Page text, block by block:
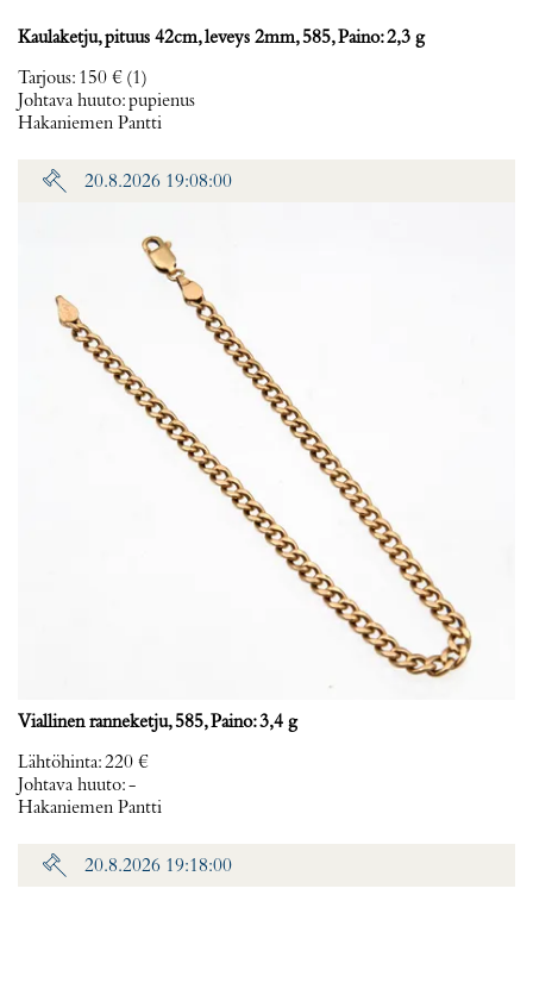
Kaulaketju, pituus 42cm, leveys 2mm, 585, Paino: 2,3 g
Tarjous: 150 € (1)
Johtava huuto:pupienus
Hakaniemen Pantti
20.8.2026 19:08:00
Viallinen ranneketju, 585, Paino: 3,4 g
Lähtöhinta:220 €
Johtava huuto:-
Hakaniemen Pantti
20.8.2026 19:18:00